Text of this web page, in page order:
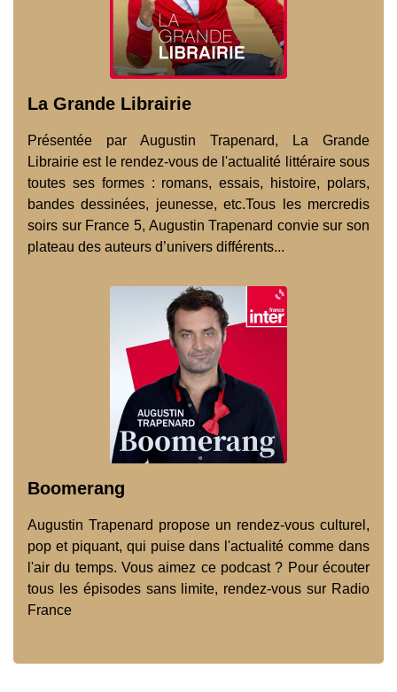
La Grande Librairie
Présentée par Augustin Trapenard, La Grande
Librairie est le rendez-vous de l'actualité littéraire sous
toutes ses formes : romans, essais, histoire, polars,
bandes dessinées, jeunesse, etc.Tous les mercredis
soirs sur France 5, Augustin Trapenard convie sur son
plateau des auteurs d’univers différents...
Boomerang
Augustin Trapenard propose un rendez-vous culturel,
pop et piquant, qui puise dans l'actualité comme dans
l'air du temps. Vous aimez ce podcast ? Pour écouter
tous les épisodes sans limite, rendez-vous sur Radio
France